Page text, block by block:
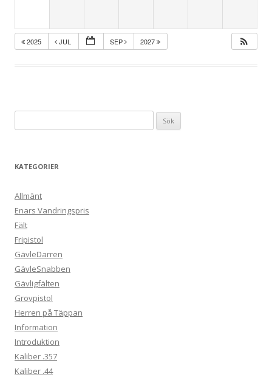
2025 JUL SEP 2027
efter:
KATEGORIER
Allmänt
Enars Vandringspris
Fält
Fripistol
GävleDarren
GävleSnabben
Gävligfälten
Grovpistol
Herren på Täppan
Information
Introduktion
Kaliber .357
Kaliber .44